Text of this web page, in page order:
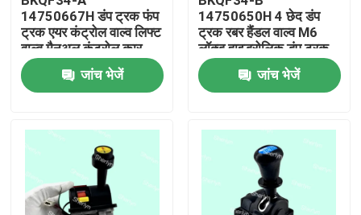
उत्पाद
14750667H डंप ट्रक फंप
ट्रक एयर कंट्रोल वाल्व लिफ्ट
वाल्व मैनुअल कंट्रोल कार
वाल्व
जांच भेजें
14750650H 4 छेद डंप
ट्रक रबर हैंडल वाल्व M6
लॉक्ड हाइड्रोलिक डंप ट्रक
कंट्रोल वाल्व
जांच भेजें